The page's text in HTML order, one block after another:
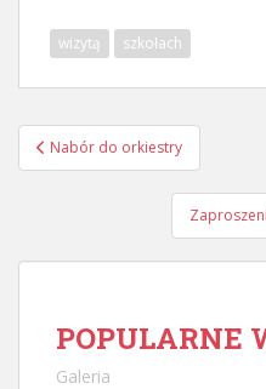
wizytą szkołach
Nawigacja
postu
Nabór do orkiestry
POPULARNE
Galeria